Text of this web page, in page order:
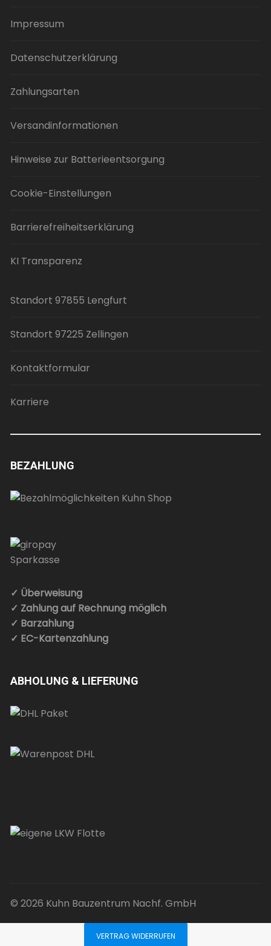
Impressum
Datenschutzerklärung
Zahlungsarten
Versandinformationen
Hinweise zur Batterieentsorgung
Cookie-Einstellungen
Barrierefreiheitserklärung
KI Transparenz
Standort 97855 Lengfurt
Standort 97225 Zellingen
Kontaktformular
Karriere
BEZAHLUNG
✓ Überweisung
✓ Zahlung auf Rechnung möglich
✓ Barzahlung
✓ EC-Kartenzahlung
ABHOLUNG & LIEFERUNG
© 2026 Kuhn Bauzentrum Nachf. GmbH
VERTRAG WIDERRUFEN